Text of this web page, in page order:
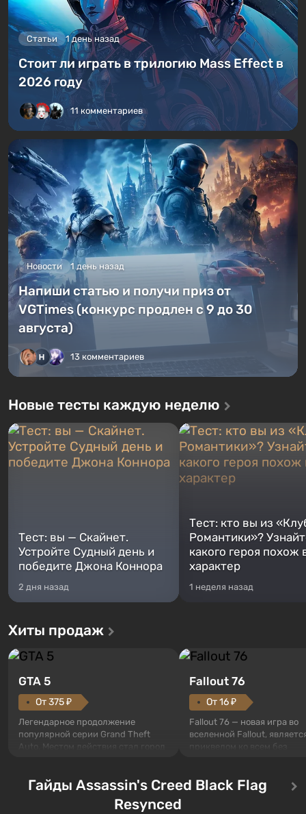
Статьи 1 день назад
Стоит ли играть в трилогию Mass Effect в
2026 году
11 комментариев
Новости 1 день назад
Напиши статью и получи приз от
VGTimes (конкурс продлен с 9 до 30
августа)
13 комментариев
Новые тесты каждую неделю
Тест: вы — Скайнет.
Устройте Судный день и
победите Джона Коннора
2 дня назад
Тест: кто вы из
Романтики»?
какого героя похож
характер
1 неделя назад
Хиты продаж
GTA 5
От 375 ₽
Легендарное продолжение
популярной серии Grand Theft
Auto. Местом действия стал город
Впервые игра расскажет историю
Тревора и Франклина, между
Fallout 76
От 16 ₽
Fallout 76 — новая игра во
вселенной Fallout,
приквелом ко всем без
76, первого среди
Оно же, по задумке
Гайды Assassin's Creed Black Flag
Resynced